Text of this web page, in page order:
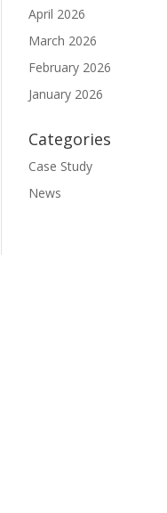
April 2026
March 2026
February 2026
January 2026
Categories
Case Study
News